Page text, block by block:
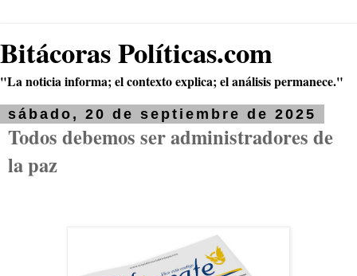
Bitácoras Políticas.com
"La noticia informa; el contexto explica; el análisis permanece."
sábado, 20 de septiembre de 2025
Todos debemos ser administradores de
la paz